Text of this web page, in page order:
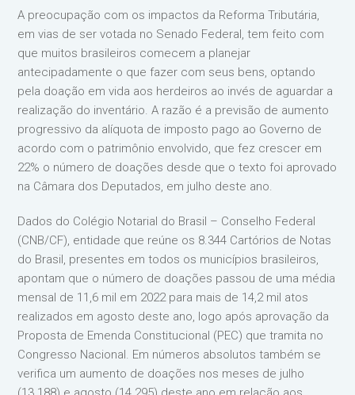
A preocupação com os impactos da Reforma Tributária,
em vias de ser votada no Senado Federal, tem feito com
que muitos brasileiros comecem a planejar
antecipadamente o que fazer com seus bens, optando
pela doação em vida aos herdeiros ao invés de aguardar a
realização do inventário. A razão é a previsão de aumento
progressivo da alíquota de imposto pago ao Governo de
acordo com o patrimônio envolvido, que fez crescer em
22% o número de doações desde que o texto foi aprovado
na Câmara dos Deputados, em julho deste ano.
Dados do Colégio Notarial do Brasil – Conselho Federal
(CNB/CF), entidade que reúne os 8.344 Cartórios de Notas
do Brasil, presentes em todos os municípios brasileiros,
apontam que o número de doações passou de uma média
mensal de 11,6 mil em 2022 para mais de 14,2 mil atos
realizados em agosto deste ano, logo após aprovação da
Proposta de Emenda Constitucional (PEC) que tramita no
Congresso Nacional. Em números absolutos também se
verifica um aumento de doações nos meses de julho